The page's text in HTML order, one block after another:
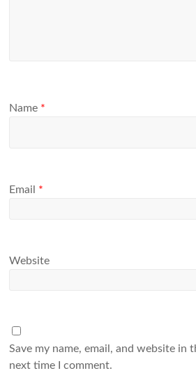
Name *
Email *
Website
Save my name, email, and website in
next time I comment.